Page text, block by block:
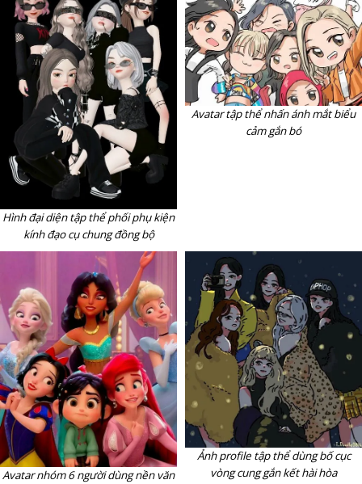
Hình đại diện tập thể phối phụ kiện
kính đạo cụ chung đồng bộ
Avatar tập thể nhấn ánh mắt biểu
cảm gắn bó
Avatar nhóm 6 người dùng nền văn
Ảnh profile tập thể dùng bố cục
vòng cung gắn kết hài hòa